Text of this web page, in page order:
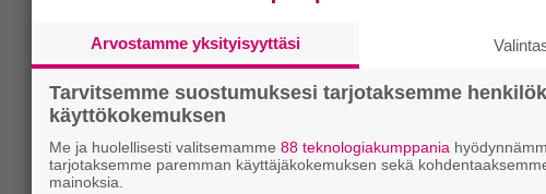
Arvostamme yksityisyyttäsi
Tarvitsemme suostumuksesi tarjotaksemme
käyttökokemuksen
Me ja huolellisesti valitsemamme 88 teknologiakumppania
tarjotaksemme paremman käyttäjäkokemuksen sekä
mainoksia.